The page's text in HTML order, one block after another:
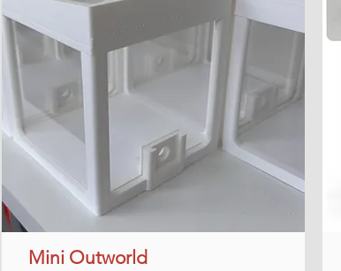
Snel overzicht
Mini Outworld